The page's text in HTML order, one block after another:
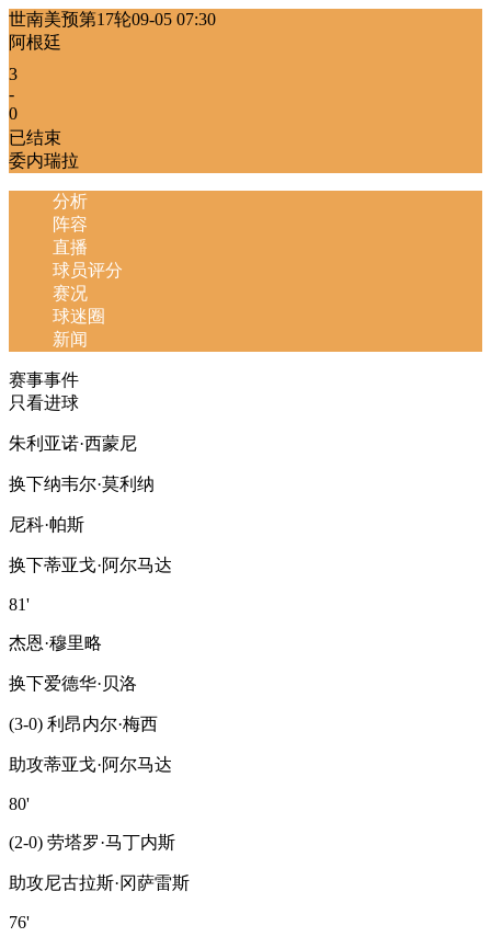
世南美预第17轮09-05 07:30
阿根廷
3
-
0
已结束
委内瑞拉
分析
阵容
直播
球员评分
赛况
球迷圈
新闻
赛事事件
只看进球
朱利亚诺·西蒙尼
换下纳韦尔·莫利纳
尼科·帕斯
换下蒂亚戈·阿尔马达
81'
杰恩·穆里略
换下爱德华·贝洛
(3-0) 利昂内尔·梅西
助攻蒂亚戈·阿尔马达
80'
(2-0) 劳塔罗·马丁内斯
助攻尼古拉斯·冈萨雷斯
76'